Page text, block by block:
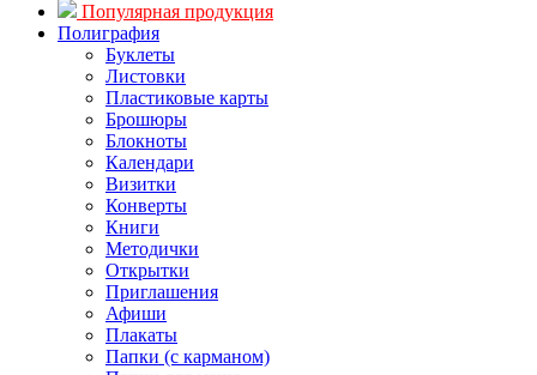
Популярная продукция
Полиграфия
Буклеты
Листовки
Пластиковые карты
Брошюры
Блокноты
Календари
Визитки
Конверты
Книги
Методички
Открытки
Приглашения
Афиши
Плакаты
Папки (с карманом)